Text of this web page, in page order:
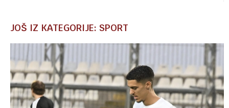
JOŠ IZ KATEGORIJE: SPORT